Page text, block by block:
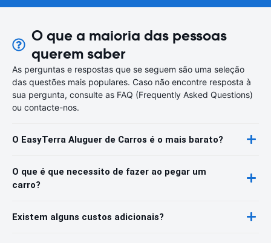
O que a maioria das pessoas
querem saber
As perguntas e respostas que se seguem são uma seleção
das questões mais populares. Caso não encontre resposta à
sua pergunta, consulte as FAQ (Frequently Asked Questions)
ou contacte-nos.
O EasyTerra Aluguer de Carros é o mais barato?
O que é que necessito de fazer ao pegar um
carro?
Existem alguns custos adicionais?